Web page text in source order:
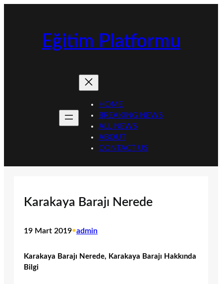
Eğitim Platformu
HOME
BREAKING NEWS
ALL NEWS
ABOUT
CONTACT US
Karakaya Barajı Nerede
19 Mart 2019•admin
Karakaya Barajı Nerede, Karakaya Barajı Hakkında
Bilgi